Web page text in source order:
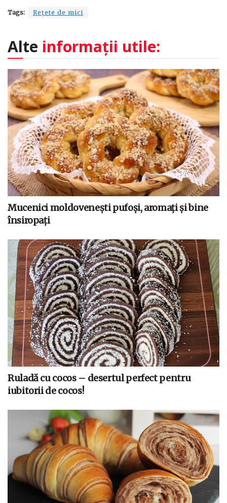
Tags: Rețete de mici
Alte informații utile:
Mucenici moldovenești pufoși, aromați și bine
însiropați
Ruladă cu cocos – desertul perfect pentru
iubitorii de cocos!